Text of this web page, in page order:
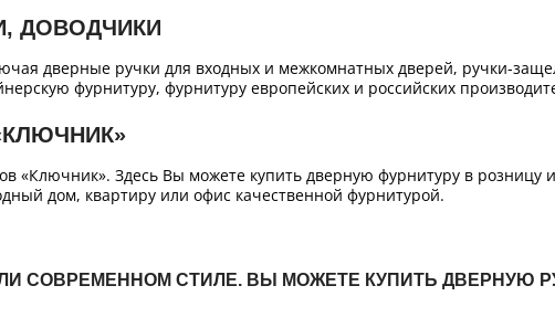
ДОВОДЧИКИ
дверные ручки для входных и межкомнатных дверей, ручки-
фурнитуру, фурнитуру европейских и российских
«Ключник». Здесь Вы можете купить дверную фурнитуру в
дом, квартиру или офис качественной фурнитурой.
СОВРЕМЕННОМ СТИЛЕ. ВЫ МОЖЕТЕ КУПИТЬ ДВЕРНУЮ